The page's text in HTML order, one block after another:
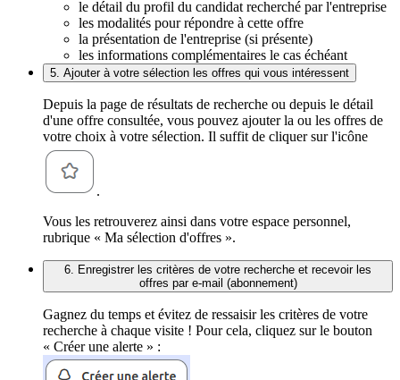
le détail du profil du candidat recherché par l'entreprise
les modalités pour répondre à cette offre
la présentation de l'entreprise (si présente)
les informations complémentaires le cas échéant
5. Ajouter à votre sélection les offres qui vous intéressent
Depuis la page de résultats de recherche ou depuis le détail
d'une offre consultée, vous pouvez ajouter la ou les offres de
votre choix à votre sélection. Il suffit de cliquer sur l'icône
.
Vous les retrouverez ainsi dans votre espace personnel,
rubrique « Ma sélection d'offres ».
6. Enregistrer les critères de votre recherche et recevoir les
offres par e-mail (abonnement)
Gagnez du temps et évitez de ressaisir les critères de votre
recherche à chaque visite ! Pour cela, cliquez sur le bouton
« Créer une alerte » :